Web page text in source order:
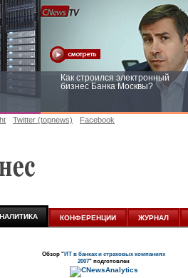
Как строился электронный
бизнес Банка Москвы?
Twitter (topnews) Facebook
КОНФЕРЕНЦИИ ЖУРНАЛ
Обзор "ИТ в банках и страховых компаниях
2007" подготовлен